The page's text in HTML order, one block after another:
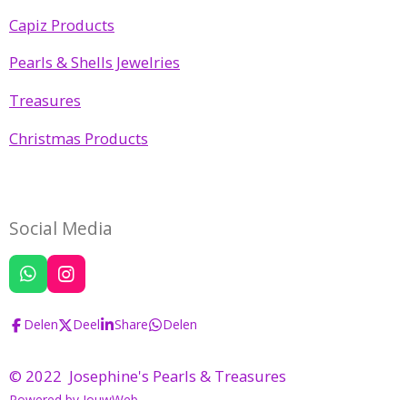
Capiz Products
Pearls & Shells Jewelries
Treasures
Christmas Products
Social Media
W
h
a
t
A
p
I
n
s
t
g
r
Delen Deel Share Delen
© 2022 Josephine's Pearls & Treasures